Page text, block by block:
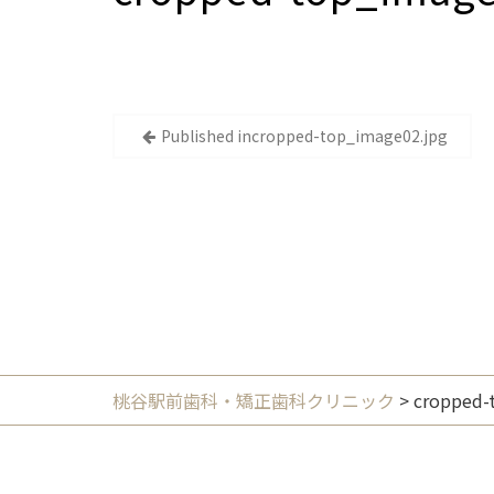
投
ン
Published incropped-top_image02.jpg
桃谷駅前歯科・矯正歯科クリニック >